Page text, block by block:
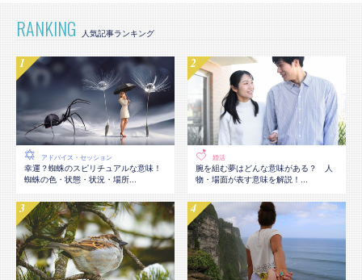
RANKING
アドバイス・セッション
幸運？蜘蛛のスピリチュアルな意味！
蜘蛛の色・状態・状況・場所...
婚活
腕を組む夢はどんな意味がある？ 人
物・場面が表す意味を解説！...